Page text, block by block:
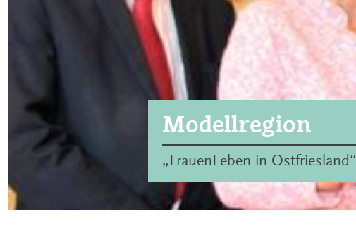
Modellregion
„FrauenLeben in Ostfriesland“